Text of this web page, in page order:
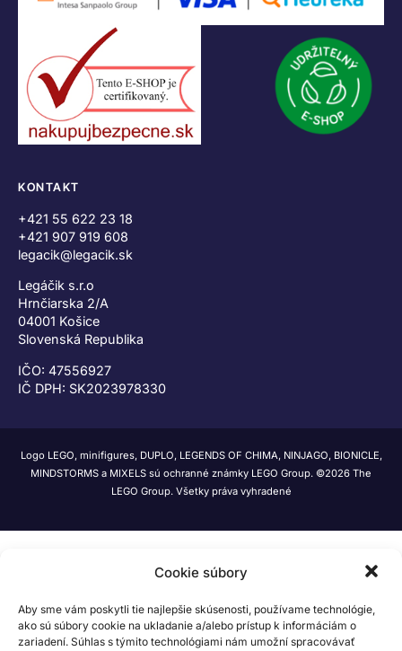
Cookie súbory
Aby sme vám poskytli tie najlepšie skúsenosti, používame technológie,
ako sú súbory cookie na ukladanie a/alebo prístup k informáciám o
zariadení. Súhlas s týmito technológiami nám umožní spracovávať
KONTAKT
+421 55 622 23 18
+421 907 919 608
legacik@legacik.sk
Legáčik s.r.o
Hrnčiarska 2/A
04001 Košice
Slovenská Republika
IČO: 47556927
IČ DPH: SK2023978330
Logo LEGO, minifigures, DUPLO, LEGENDS OF CHIMA, NINJAGO, BIONICLE,
MINDSTORMS a MIXELS sú ochranné známky LEGO Group. ©2026 The
LEGO Group. Všetky práva vyhradené